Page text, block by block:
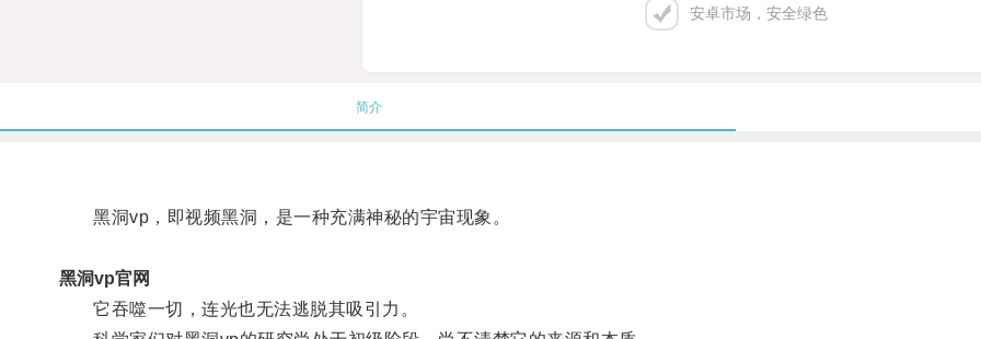
安卓市场，安全绿色
简介
黑洞vp，即视频黑洞，是一种充满神秘的宇宙现象。
黑洞vp官网
它吞噬一切，连光也无法逃脱其吸引力。